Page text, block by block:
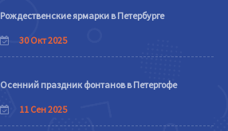
Рождественские ярмарки в Петербурге
30 Окт 2025
Осенний праздник фонтанов в Петергофе
11 Сен 2025